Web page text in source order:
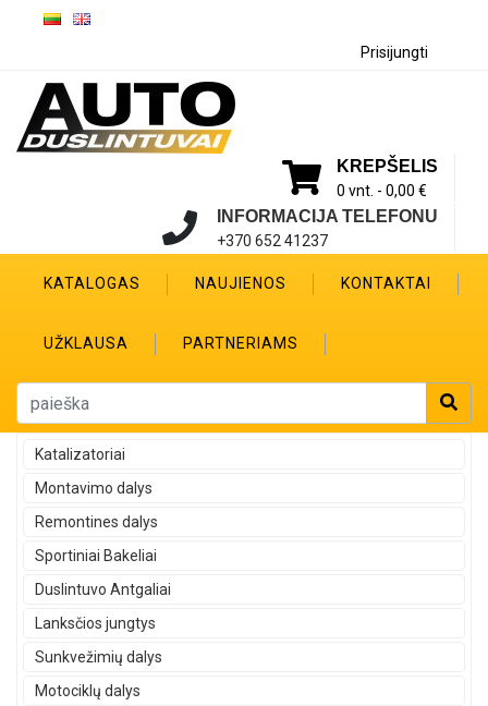
Prisijungti
KREPŠELIS
0 vnt. - 0,00 €
INFORMACIJA TELEFONU
+370 652 41237
KATALOGAS NAUJIENOS KONTAKTAI
UŽKLAUSA PARTNERIAMS
Katalizatoriai
Montavimo dalys
Remontines dalys
Sportiniai Bakeliai
Duslintuvo Antgaliai
Lanksčios jungtys
Sunkvežimių dalys
Motociklų dalys